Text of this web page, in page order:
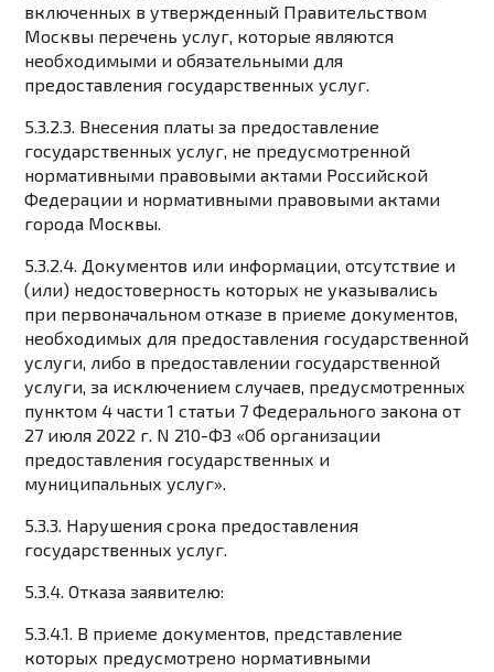
включенных в утвержденный Правительством
Москвы перечень услуг, которые являются
необходимыми и обязательными для
предоставления государственных услуг.
5.3.2.3. Внесения платы за предоставление
государственных услуг, не предусмотренной
нормативными правовыми актами Российской
Федерации и нормативными правовыми актами
города Москвы.
5.3.2.4. Документов или информации, отсутствие и
(или) недостоверность которых не указывались
при первоначальном отказе в приеме документов,
необходимых для предоставления государственной
услуги, либо в предоставлении государственной
услуги, за исключением случаев, предусмотренных
пунктом 4 части 1 статьи 7 Федерального закона от
27 июля 2022 г. N 210-ФЗ «Об организации
предоставления государственных и
муниципальных услуг».
5.3.3. Нарушения срока предоставления
государственных услуг.
5.3.4. Отказа заявителю:
5.3.4.1. В приеме документов, представление
которых предусмотрено нормативными